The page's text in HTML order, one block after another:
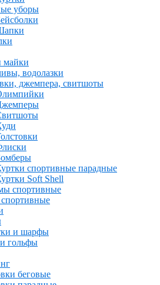
уборы
майки
водолазки
джемпера, свитшоты
спортивные парадные
Soft Shell
спортивные
и шарфы
гольфы
беговые